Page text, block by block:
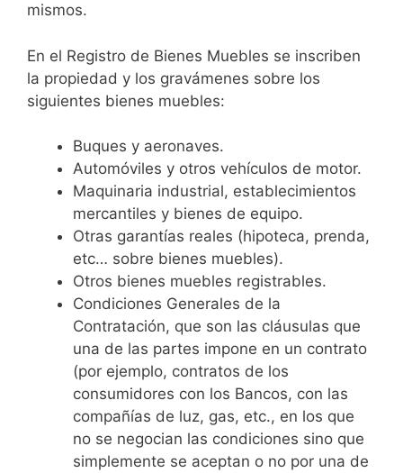
mismos.
En el Registro de Bienes Muebles se inscriben
la propiedad y los gravámenes sobre los
siguientes bienes muebles:
Buques y aeronaves.
Automóviles y otros vehículos de motor.
Maquinaria industrial, establecimientos
mercantiles y bienes de equipo.
Otras garantías reales (hipoteca, prenda,
etc… sobre bienes muebles).
Otros bienes muebles registrables.
Condiciones Generales de la
Contratación, que son las cláusulas que
una de las partes impone en un contrato
(por ejemplo, contratos de los
consumidores con los Bancos, con las
compañías de luz, gas, etc., en los que
no se negocian las condiciones sino que
simplemente se aceptan o no por una de